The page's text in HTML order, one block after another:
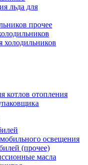
льда для
прочее
холодильников
котлов отопления
освещения
(прочее)
масла